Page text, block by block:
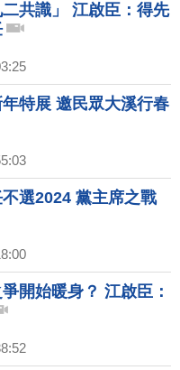
共識」 江啟臣：得先
特展 邀民眾大溪行春
選2024 黨主席之戰
開始暖身？ 江啟臣：